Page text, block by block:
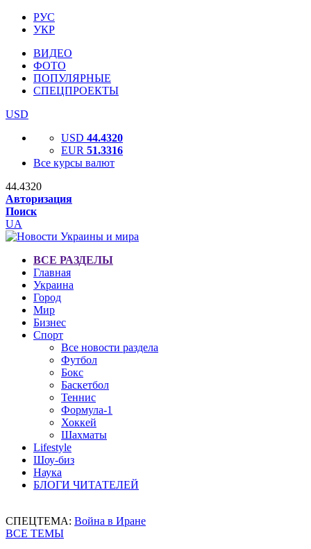
РУС
УКР
ВИДЕО
ФОТО
ПОПУЛЯРНЫЕ
СПЕЦПРОЕКТЫ
USD
USD 44.4320
EUR 51.3316
Все курсы валют
44.4320
Авторизация
Поиск
UA
ВСЕ РАЗДЕЛЫ
Главная
Украина
Город
Мир
Бизнес
Спорт
Все новости раздела
Футбол
Бокс
Баскетбол
Теннис
Формула-1
Хоккей
Шахматы
Lifestyle
Шоу-биз
Наука
БЛОГИ ЧИТАТЕЛЕЙ
СПЕЦТЕМА: Война в Иране
ВСЕ ТЕМЫ